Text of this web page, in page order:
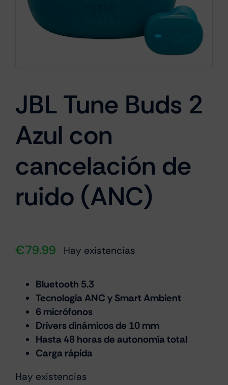
Marcas
JBL Tune Buds 2
Azul con
cancelación de
ruido (ANC)
€79.99 Hay existencias
Bluetooth 5.3
Tecnología ANC y Smart Ambient
6 micrófonos
Drivers dinámicos de 10 mm
Hasta 48 horas de autonomía total
Carga rápida
Hay existencias